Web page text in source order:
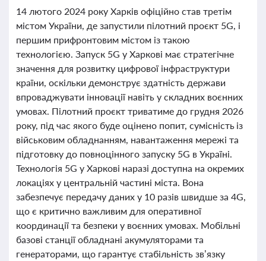
14 лютого 2024 року Харків офіційно став третім
містом України, де запустили пілотний проєкт 5G, і
першим прифронтовим містом із такою
технологією. Запуск 5G у Харкові має стратегічне
значення для розвитку цифрової інфраструктури
країни, оскільки демонструє здатність держави
впроваджувати інновації навіть у складних воєнних
умовах. Пілотний проєкт триватиме до грудня 2026
року, під час якого буде оцінено попит, сумісність із
військовим обладнанням, навантаження мережі та
підготовку до повноцінного запуску 5G в Україні.
Технологія 5G у Харкові наразі доступна на окремих
локаціях у центральній частині міста. Вона
забезпечує передачу даних у 10 разів швидше за 4G,
що є критично важливим для оперативної
координації та безпеки у воєнних умовах. Мобільні
базові станції обладнані акумуляторами та
генераторами, що гарантує стабільність зв’язку